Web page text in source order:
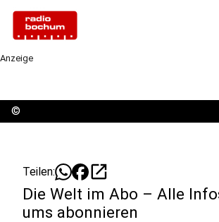
Anzeige
©
Teilen: open_in_new
Die Welt im Abo – Alle
ums abonnieren